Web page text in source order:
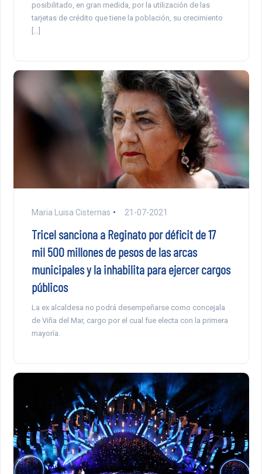
posibilitado, en gran medida, por la utilización de las
tarjetas de crédito que tiene la población, su crecimiento
[…]
Maria Luisa Cisternas 21-07-2021
Tricel sanciona a Reginato por déficit de 17
mil 500 millones de pesos de las arcas
municipales y la inhabilita para ejercer cargos
públicos
La ex alcaldesa no podrá desempeñarse como concejala
de Viña del Mar, cargo por el cual fue electa con la primera
mayoría.